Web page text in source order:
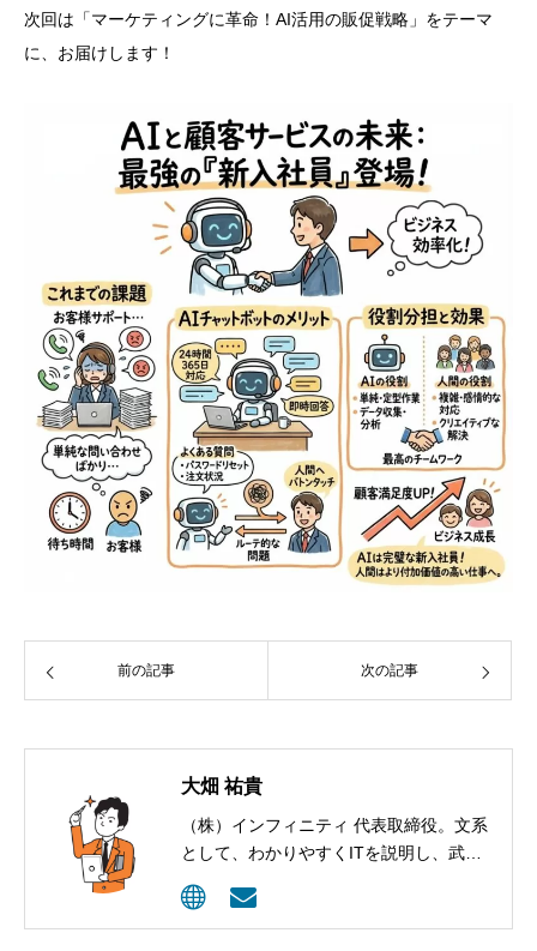
次回は「マーケティングに革命！AI活用の販促戦略」をテーマ
に、お届けします！
前の記事 次の記事
大畑 祐貴
（株）インフィニティ 代表取締役。文系
として、わかりやすくITを説明し、武器
として活用してもらうコンサルティング
を行っています。